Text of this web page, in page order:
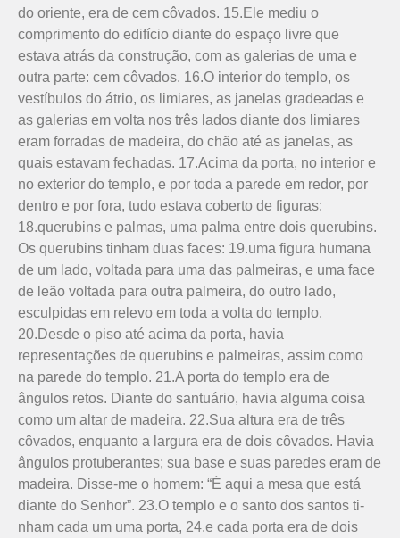
do oriente, era de cem côvados. 15.Ele mediu o
comprimento do edifício diante do espaço livre que
estava atrás da construção, com as galerias de uma e
outra parte: cem côvados. 16.O interior do templo, os
vestíbulos do átrio, os limiares, as janelas gradeadas e
as galerias em volta nos três lados diante dos limiares
eram forradas de madeira, do chão até as janelas, as
quais estavam fechadas. 17.Acima da porta, no interior e
no exterior do templo, e por toda a parede em redor, por
dentro e por fora, tudo estava coberto de figuras:
18.querubins e palmas, uma palma entre dois querubins.
Os querubins tinham duas faces: 19.uma figura humana
de um lado, voltada para uma das palmeiras, e uma face
de leão voltada para outra palmeira, do outro lado,
esculpidas em relevo em toda a volta do templo.
20.Desde o piso até acima da porta, havia
representações de querubins e palmeiras, assim como
na parede do templo. 21.A porta do templo era de
ângulos retos. Diante do santuário, havia alguma coisa
como um altar de madeira. 22.Sua altura era de três
côvados, enquanto a largura era de dois côvados. Havia
ângulos protuberantes; sua base e suas paredes eram de
madeira. Disse-me o homem: “É aqui a mesa que está
diante do Senhor”. 23.O templo e o santo dos santos ti­
nham cada um uma porta, 24.e cada porta era de dois